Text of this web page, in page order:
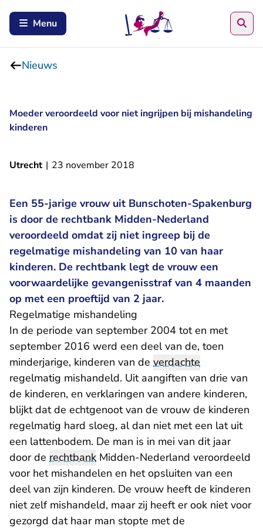
Menu
Nieuws
Moeder veroordeeld voor niet ingrijpen bij mishandeling
kinderen
Utrecht | 23 november 2018
Een 55-jarige vrouw uit Bunschoten-Spakenburg
is door de rechtbank Midden-Nederland
veroordeeld omdat zij niet ingreep bij de
regelmatige mishandeling van 10 van haar
kinderen. De rechtbank legt de vrouw een
voorwaardelijke gevangenisstraf van 4 maanden
op met een proeftijd van 2 jaar.
Regelmatige mishandeling
In de periode van september 2004 tot en met
september 2016 werd een deel van de, toen
minderjarige, kinderen van de verdachte
regelmatig mishandeld. Uit aangiften van drie van
de kinderen, en verklaringen van andere kinderen,
blijkt dat de echtgenoot van de vrouw de kinderen
regelmatig hard sloeg, al dan niet met een lat uit
een lattenbodem. De man is in mei van dit jaar
door de rechtbank Midden-Nederland veroordeeld
voor het mishandelen en het opsluiten van een
deel van zijn kinderen. De vrouw heeft de kinderen
niet zelf mishandeld, maar zij heeft er ook niet voor
gezorgd dat haar man stopte met de